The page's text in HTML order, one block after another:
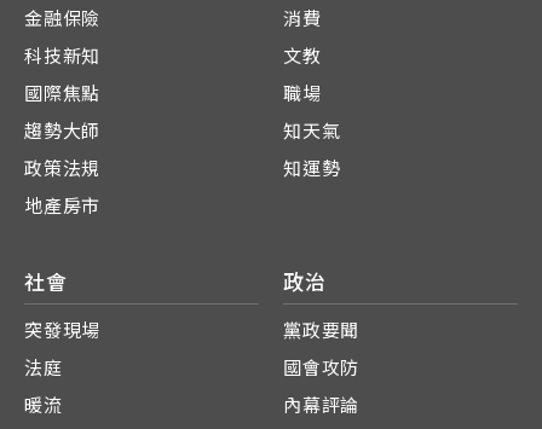
金融保險
科技新知
國際焦點
趨勢大師
政策法規
地產房市
消費
文教
職場
知天氣
知運勢
社會
突發現場
法庭
暖流
政治
黨政要聞
國會攻防
內幕評論